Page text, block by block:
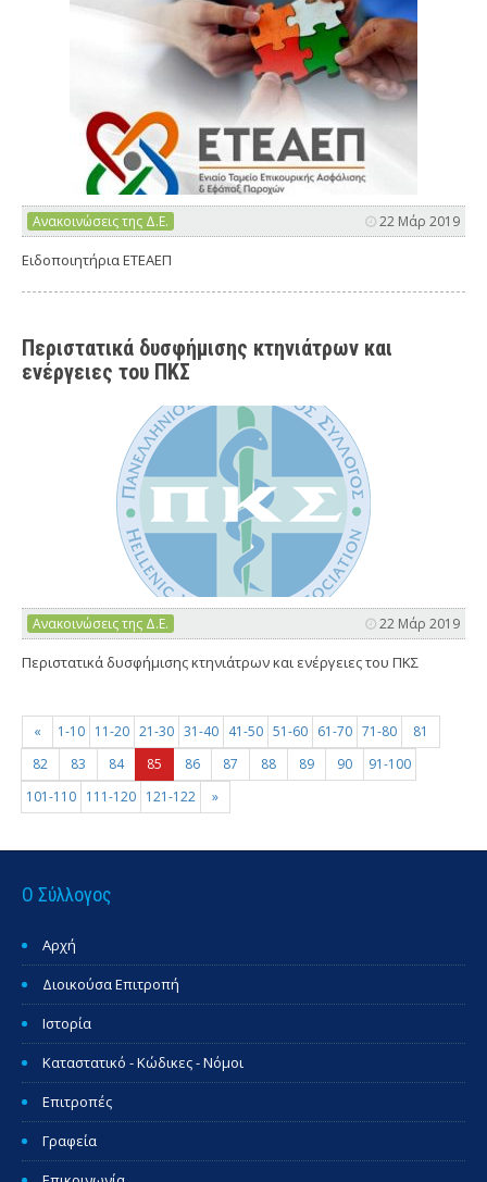
Ανακοινώσεις της Δ.Ε. 22 Μάρ 2019
Ειδοποιητήρια ΕΤΕΑΕΠ
Περιστατικά δυσφήμισης κτηνιάτρων και
ενέργειες του ΠΚΣ
Ανακοινώσεις της Δ.Ε. 22 Μάρ 2019
Περιστατικά δυσφήμισης κτηνιάτρων και ενέργειες του ΠΚΣ
« 1-10 11-20 21-30 31-40 41-50 51-60 61-70 71-80
81
82
83 84 85 86 87 88 89 90
91-100
101-110 111-120 121-122 »
Ο Σύλλογος
Αρχή
Διοικούσα Επιτροπή
Ιστορία
Καταστατικό - Κώδικες - Νόμοι
Επιτροπές
Γραφεία